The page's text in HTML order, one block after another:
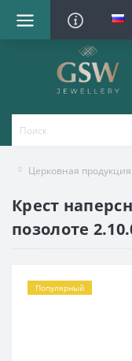
Церковная продукция
Крест
позолоте
Популярный